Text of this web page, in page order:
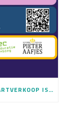
8 NOVEMBER CULEMBORG MONDIAAL KAARTVERKOOP IS GESTART